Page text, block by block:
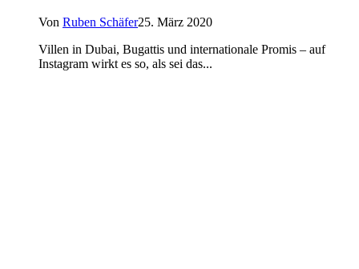
Von Ruben Schäfer25. März 2020
Villen in Dubai, Bugattis und internationale Promis – auf
Instagram wirkt es so, als sei das...